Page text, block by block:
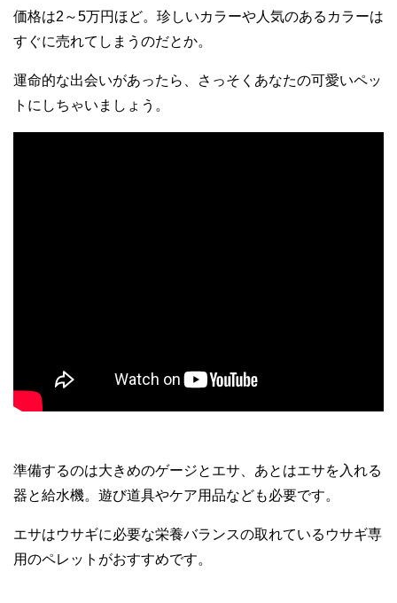
価格は2～5万円ほど。珍しいカラーや人気のあるカラーは
すぐに売れてしまうのだとか。
運命的な出会いがあったら、さっそくあなたの可愛いペッ
トにしちゃいましょう。
準備するのは大きめのゲージとエサ、あとはエサを入れる
器と給水機。遊び道具やケア用品なども必要です。
エサはウサギに必要な栄養バランスの取れているウサギ専
用のペレットがおすすめです。